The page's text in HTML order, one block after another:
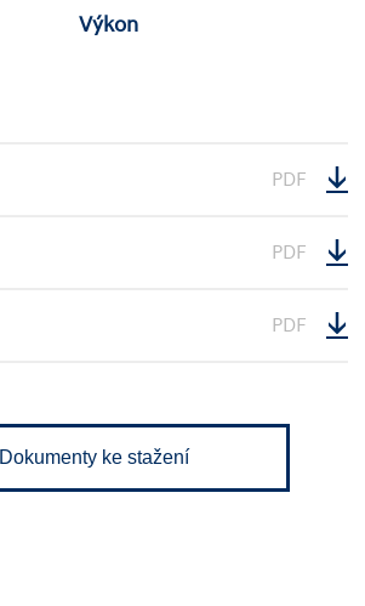
Výkon
PDF
PDF
PDF
Dokumenty ke stažení